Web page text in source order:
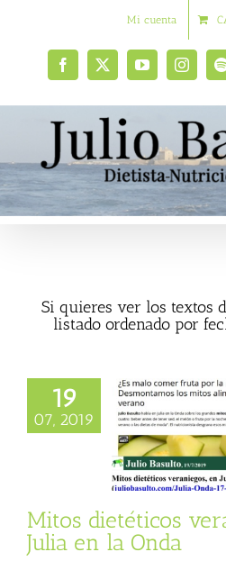
Mi cuenta
Facebook
X YouTube
Si quieres ver los textos
listado ordenado por
19
07, 2019
dietéticos
en Julia en la
Mitos dietéticos
Julia en la Onda